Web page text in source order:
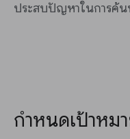
ประสบปัญหาในการค้น
กำหนดเป้าหม